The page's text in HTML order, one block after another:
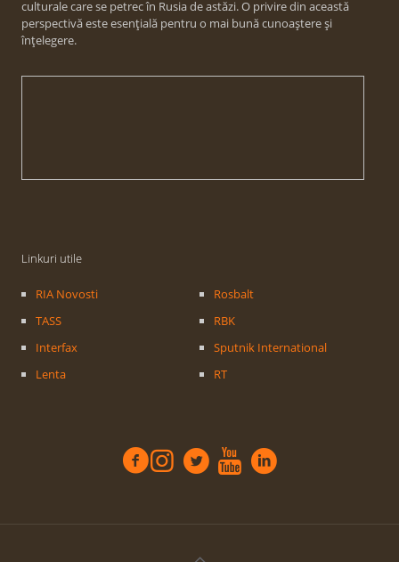
culturale care se petrec în Rusia de astăzi. O privire din această
perspectivă este esențială pentru o mai bună cunoaștere și
înțelegere.
Linkuri utile
RIA Novosti
TASS
Interfax
Lenta
Rosbalt
RBK
Sputnik International
RT